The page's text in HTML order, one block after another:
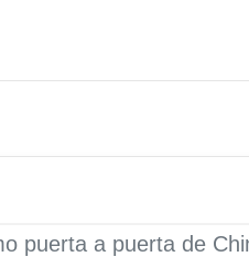
puerta a puerta de